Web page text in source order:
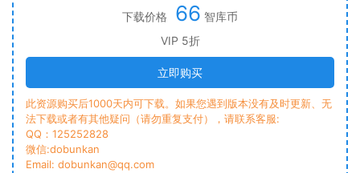
下载价格 66 智库币
VIP 5折
立即购买
此资源购买后1000天内可下载。如果您遇到版本没有及时更新、无
法下载或者有其他疑问（请勿重复支付），请联系客服:
QQ：125252828
微信:dobunkan
Email: dobunkan@qq.com